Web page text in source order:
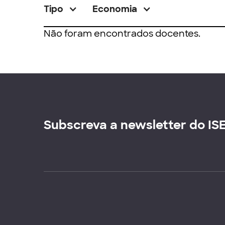
Tipo Economia
Não foram encontrados docentes.
Subscreva a newsletter do